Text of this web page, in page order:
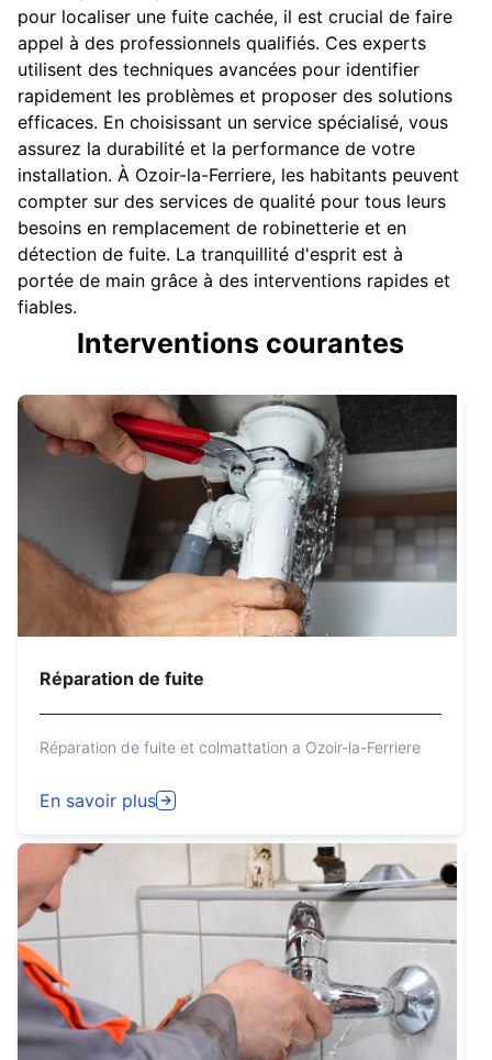
pour localiser une fuite cachée, il est crucial de faire
appel à des professionnels qualifiés. Ces experts
utilisent des techniques avancées pour identifier
rapidement les problèmes et proposer des solutions
efficaces. En choisissant un service spécialisé, vous
assurez la durabilité et la performance de votre
installation. À Ozoir-la-Ferriere, les habitants peuvent
compter sur des services de qualité pour tous leurs
besoins en remplacement de robinetterie et en
détection de fuite. La tranquillité d'esprit est à
portée de main grâce à des interventions rapides et
fiables.
Interventions courantes
Réparation de fuite
Réparation de fuite et colmattation a Ozoir-la-Ferriere
En savoir plus